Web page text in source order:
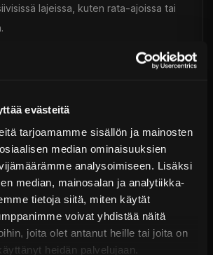
evästeitä
tarjoamamme sisällön ja mainosten
median ominaisuuksien
analysoimiseen. Lisäksi
median, mainosalan ja analytiikka-
tietoja siitä, miten käytät
voivat yhdistää näitä
joita olet antanut heille tai joita on
heidän palvelujaan.
lajeissa, kuten rata-ajoissa tai
teräksestä, joka on saanut
2000 (260 000 psi vetolujuus).
tehokkaille moottoreille, joita
lajeissa, kuten rata-ajoissa tai
Toisin kuin ARP 2000 ja 8740, L19
ei ole ruostumaton ja vaatii tiettyjä
käytössä.
suunnittelema uusi seos, jolla on